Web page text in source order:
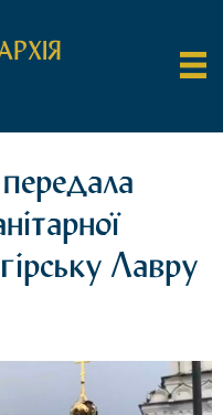
Лавру